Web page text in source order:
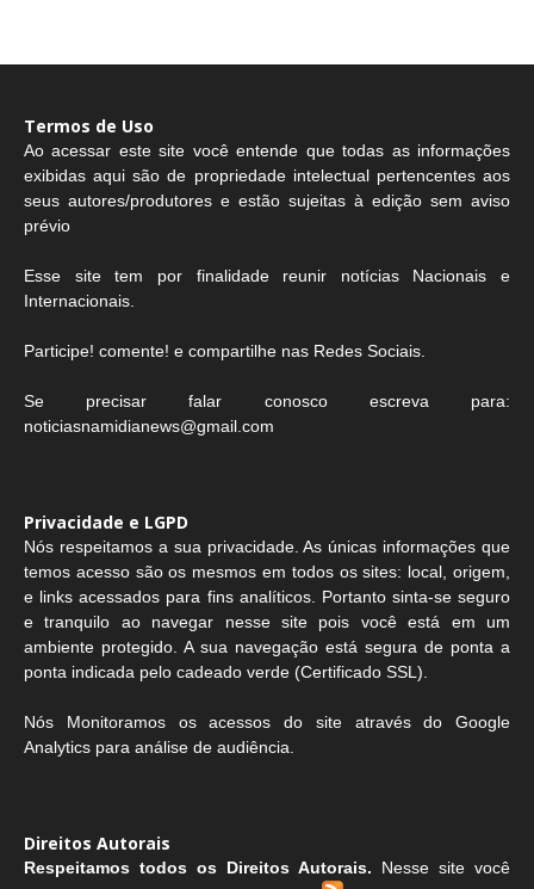
Termos de Uso
Ao acessar este site você entende que todas as informações
exibidas aqui são de propriedade intelectual pertencentes aos
seus autores/produtores e estão sujeitas à edição sem aviso
prévio
Esse site tem por finalidade reunir notícias Nacionais e
Internacionais.
Participe! comente! e compartilhe nas Redes Sociais.
Se precisar falar conosco escreva para:
noticiasnamidianews@gmail.com
Privacidade e LGPD
Nós respeitamos a sua privacidade. As únicas informações que
temos acesso são os mesmos em todos os sites: local, origem,
e links acessados para fins analíticos. Portanto sinta-se seguro
e tranquilo ao navegar nesse site pois você está em um
ambiente protegido. A sua navegação está segura de ponta a
ponta indicada pelo cadeado verde (Certificado SSL).
Nós Monitoramos os acessos do site através do Google
Analytics para análise de audiência.
Direitos Autorais
Respeitamos todos os Direitos Autorais. Nesse site você